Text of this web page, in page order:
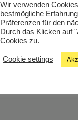
Wir verwenden
bestmögliche
Präferenzen für den
Durch das Klicken auf
Cookies zu.
Cookie settings